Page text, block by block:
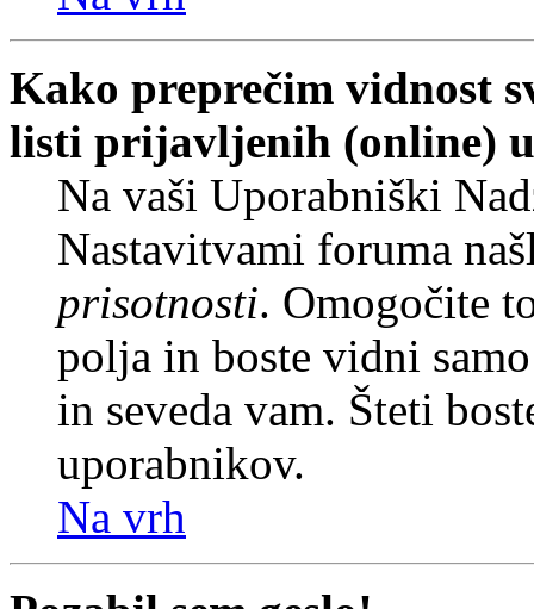
Kako preprečim vidnost
listi prijavljenih (online)
Na vaši Uporabniški
Nastavitvami foruma
prisotnosti. Omogočite
polja in boste vidni
in seveda vam. Šteti
uporabnikov.
Na vrh